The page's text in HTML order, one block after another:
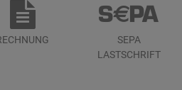
SEPA
LASTSCHRIFT